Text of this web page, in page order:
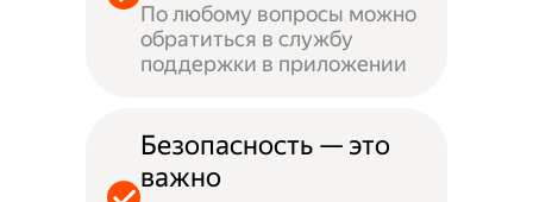
По любому вопросы можно
обратиться в службу
поддержки в приложении
Безопасность — это
важно